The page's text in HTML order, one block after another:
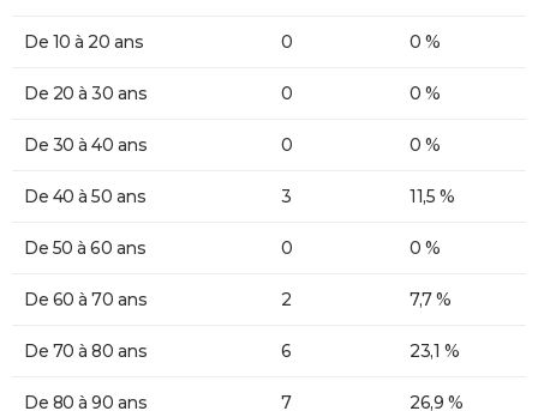
De 10 à 20 ans 0 0 %
De 20 à 30 ans 0 0 %
De 30 à 40 ans 0 0 %
De 40 à 50 ans 3 11,5 %
De 50 à 60 ans 0 0 %
De 60 à 70 ans 2 7,7 %
De 70 à 80 ans 6 23,1 %
De 80 à 90 ans 7 26,9 %